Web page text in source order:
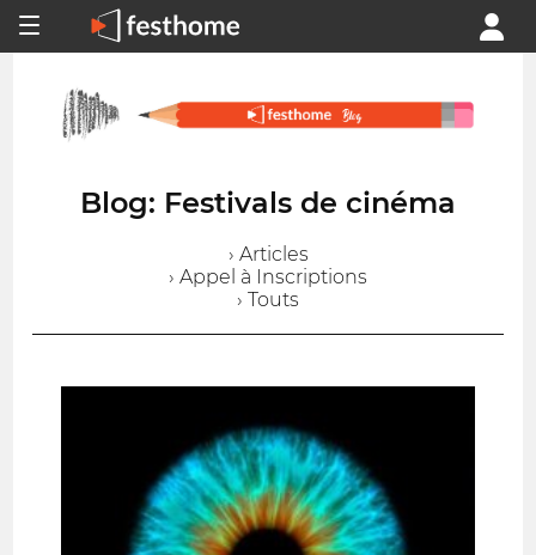
Blog: Festivals de cinéma
› Articles
› Appel à Inscriptions
› Touts